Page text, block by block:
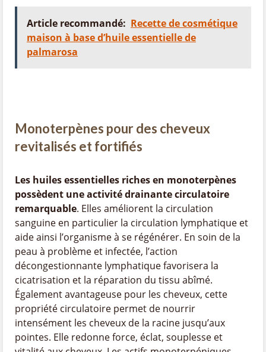
Article recommandé: Recette de cosmétique
maison à base d’huile essentielle de
palmarosa
Monoterpènes pour des cheveux
revitalisés et fortifiés
Les huiles essentielles riches en monoterpènes
possèdent une activité drainante circulatoire
remarquable. Elles améliorent la circulation
sanguine en particulier la circulation lymphatique et
aide ainsi l’organisme à se régénérer. En soin de la
peau à problème et infectée, l’action
décongestionnante lymphatique favorisera la
cicatrisation et la réparation du tissu abîmé.
Également avantageuse pour les cheveux, cette
propriété circulatoire permet de nourrir
intensément les cheveux de la racine jusqu’aux
pointes. Elle redonne force, éclat, souplesse et